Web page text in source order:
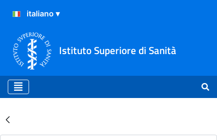
Istituto Superiore di Sanità
Risultati della Ricerca -